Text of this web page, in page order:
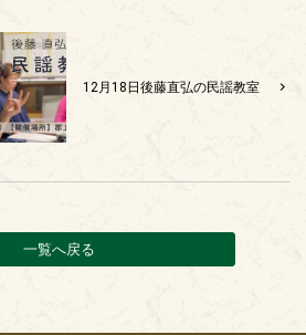
12月18日後藤直弘の民謡教室
一覧へ戻る